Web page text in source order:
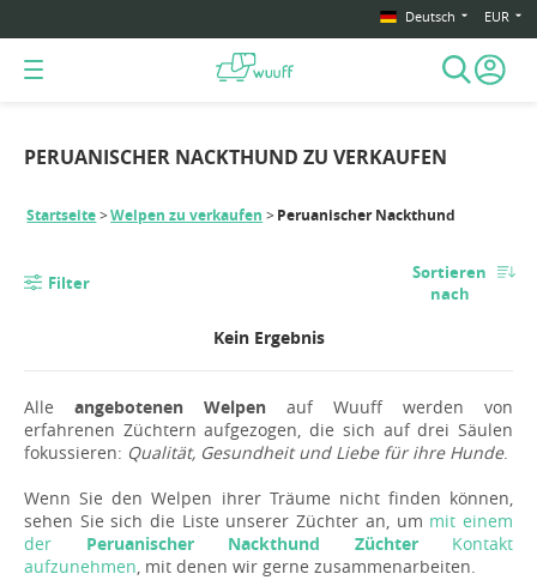
Deutsch EUR
PERUANISCHER NACKTHUND ZU VERKAUFEN
Startseite Welpen zu verkaufen Peruanischer Nackthund
Filter
Sortieren
nach
Kein Ergebnis
Alle angebotenen Welpen auf Wuuff werden von
erfahrenen Züchtern aufgezogen, die sich auf drei Säulen
fokussieren: Qualität, Gesundheit und Liebe für ihre Hunde.
Wenn Sie den Welpen ihrer Träume nicht finden können,
sehen Sie sich die Liste unserer Züchter an, um mit einem
der Peruanischer Nackthund ZüchterKontakt
aufzunehmen, mit denen wir gerne zusammenarbeiten.